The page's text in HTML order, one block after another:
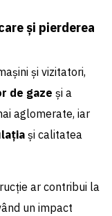
și pierderea
și vizitatori,
de gaze și a
aglomerate, iar
și calitatea
ar contribui la
un impact